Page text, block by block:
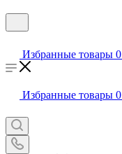
Избранные товары 0
Избранные товары 0